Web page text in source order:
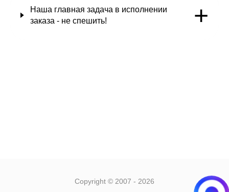
Наша главная задача в исполнении
заказа - не спешить!
+
Copyright © 2007 - 2026